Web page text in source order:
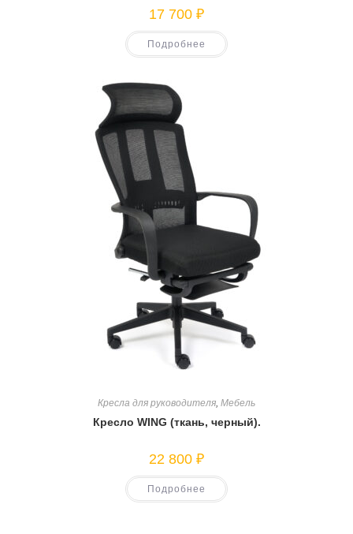
17 700 ₽
Подробнее
Кресла для руководителя, Мебель
Кресло WING (ткань, черный).
22 800 ₽
Подробнее